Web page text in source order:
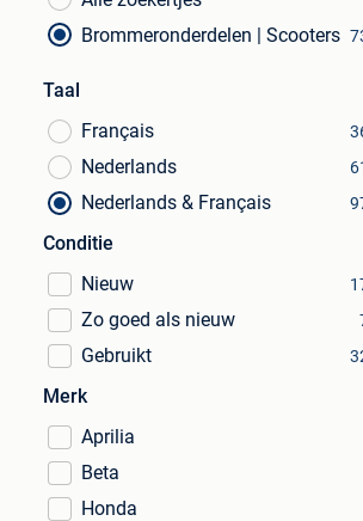
Brommeronderdelen | Scooters
Taal
Français
Nederlands
Nederlands & Français
Conditie
Nieuw
Zo goed als nieuw
Gebruikt
Merk
Aprilia
Beta
Honda